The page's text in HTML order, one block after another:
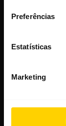
Preferências
Estatísticas
Marketing